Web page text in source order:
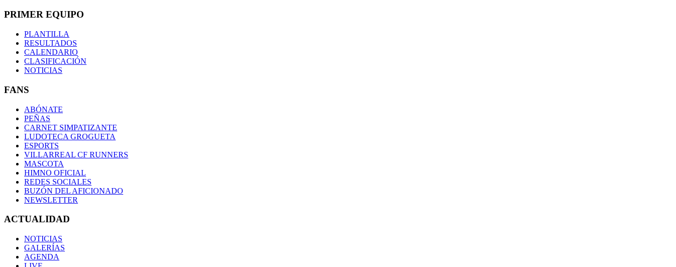
PRIMER EQUIPO
PLANTILLA
RESULTADOS
CALENDARIO
CLASIFICACIÓN
NOTICIAS
FANS
ABÓNATE
PEÑAS
CARNET SIMPATIZANTE
LUDOTECA GROGUETA
ESPORTS
VILLARREAL CF RUNNERS
MASCOTA
HIMNO OFICIAL
REDES SOCIALES
BUZÓN DEL AFICIONADO
NEWSLETTER
ACTUALIDAD
NOTICIAS
GALERÍAS
AGENDA